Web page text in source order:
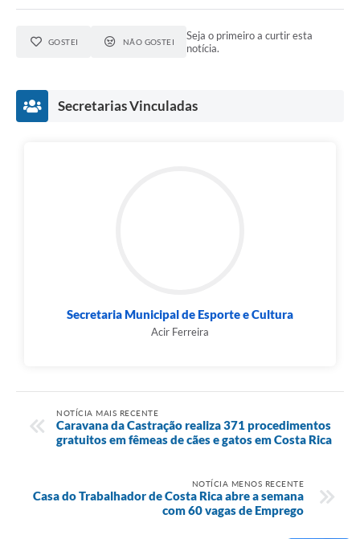
GOSTEI NÃO GOSTEI
Seja o primeiro a curtir esta
notícia.
Secretarias Vinculadas
Secretaria Municipal de Esporte e Cultura
Acir Ferreira
NOTÍCIA MAIS RECENTE
Caravana da Castração realiza 371 procedimentos
gratuitos em fêmeas de cães e gatos em Costa Rica
NOTÍCIA MENOS RECENTE
Casa do Trabalhador de Costa Rica abre a semana
com 60 vagas de Emprego